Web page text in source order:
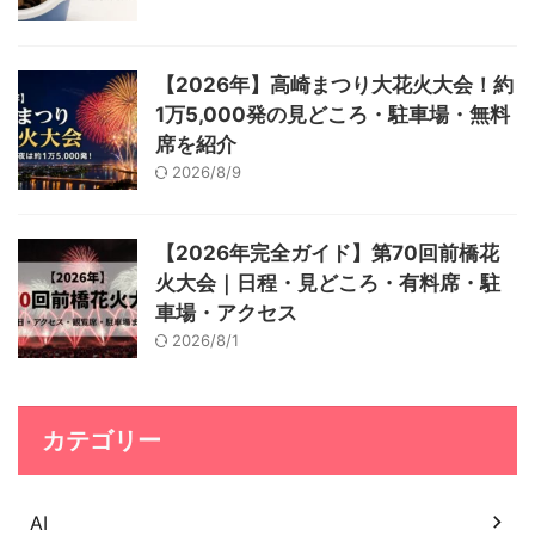
【2026年】高崎まつり大花火大会！約
1万5,000発の見どころ・駐車場・無料
席を紹介
2026/8/9
【2026年完全ガイド】第70回前橋花
火大会｜日程・見どころ・有料席・駐
車場・アクセス
2026/8/1
カテゴリー
AI